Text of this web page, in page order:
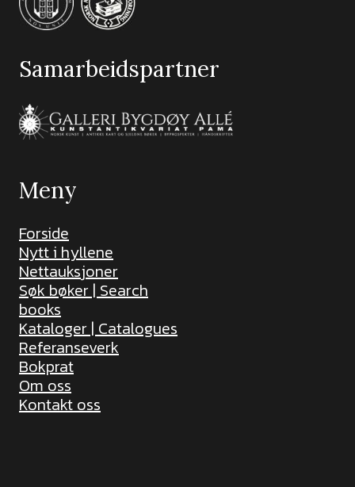
Samarbeidspartner
Meny
Forside
Nytt i hyllene
Nettauksjoner
Søk bøker | Search
books
Kataloger | Catalogues
Referanseverk
Bokprat
Om oss
Kontakt oss